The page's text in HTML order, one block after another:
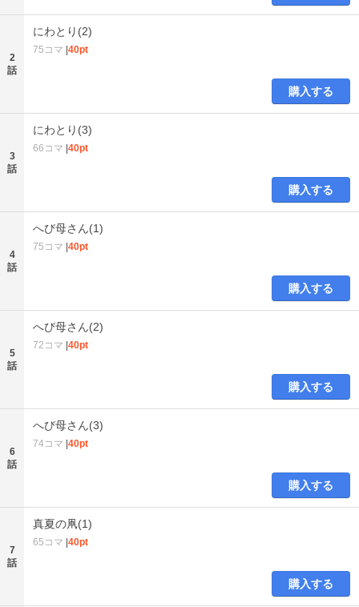
2
話
にわとり(2)
75コマ |40pt
購入する
3
話
にわとり(3)
66コマ |40pt
購入する
4
話
へび母さん(1)
75コマ |40pt
購入する
5
話
へび母さん(2)
72コマ |40pt
購入する
6
話
へび母さん(3)
74コマ |40pt
購入する
7
話
真夏の凧(1)
65コマ |40pt
購入する